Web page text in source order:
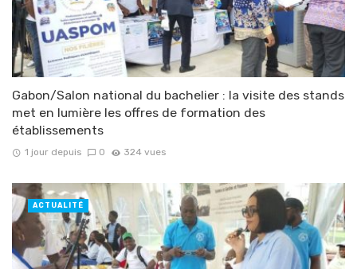
Gabon/Salon national du bachelier : la visite des stands
met en lumière les offres de formation des
établissements
1 jour depuis 0 324 vues
ACTUALITÉ